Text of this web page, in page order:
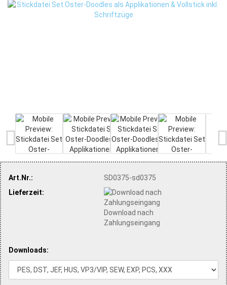
Art.Nr.:
SD0375-sd0375
Lieferzeit:
Download nach
Zahlungseingang
Downloads: